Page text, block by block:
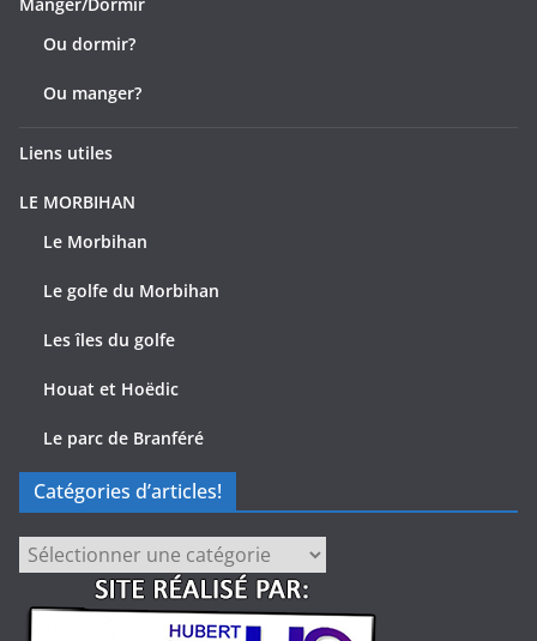
Manger/Dormir
Ou dormir?
Ou manger?
Liens utiles
LE MORBIHAN
Le Morbihan
Le golfe du Morbihan
Les îles du golfe
Houat et Hoëdic
Le parc de Branféré
Catégories d’articles!
Catégories